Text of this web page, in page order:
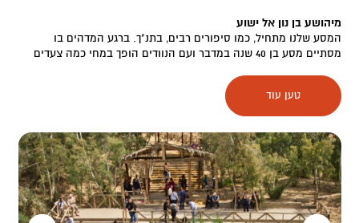
מיהושע בן נון אל ישוע
המסע שלנו מתחיל, כמו סיפורים רבים, בתנ"ך. ברגע המדהים בו
מסתיים מסע בן 40 שנה במדבר ועם הנוודים הופך במחי כמה צעדים
המובטחת, כאשר בדרך נס הירדן השוצף עוצר את מימיו ובני ישראל
עוברים בחרבה. על פי המסורת, הרגע הפלאי הזה התרחש ממש כאן,
במקום המכונה היום קאסר אל יהוד.
הנקודה הבאה שלנו היא בספר מלכים ב'. אליהו הנביא עולה במרכבת
אש לשמים ממש כאן, ומשאיר את הנבואה בידי הנביא אלישע. בזמנו
של אלישע מוזכר הירדן בפעם הראשונה כבעל יכולות טיהור וריפוי.
נעמן, שר הצבא של מלך ארם חולה בצרעת, ונרפא לאחר שאלישע
מטביל אותו 7 פעמים במי הירדן.
טען עוד